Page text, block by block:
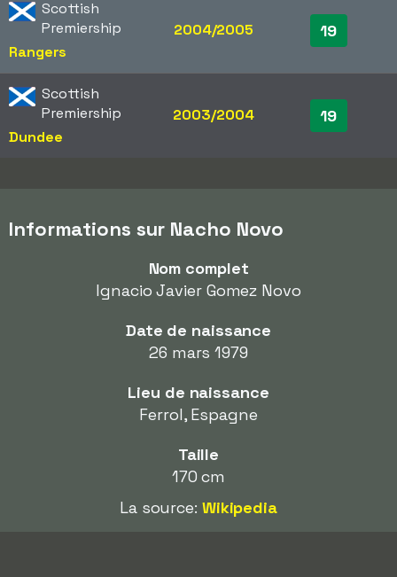
Scottish
Premiership
Rangers
2004/2005 19
Scottish
Premiership
Dundee
2003/2004 19
Informations sur Nacho Novo
Nom complet
Ignacio Javier Gomez Novo
Date de naissance
26 mars 1979
Lieu de naissance
Ferrol, Espagne
Taille
170 cm
La source: Wikipedia